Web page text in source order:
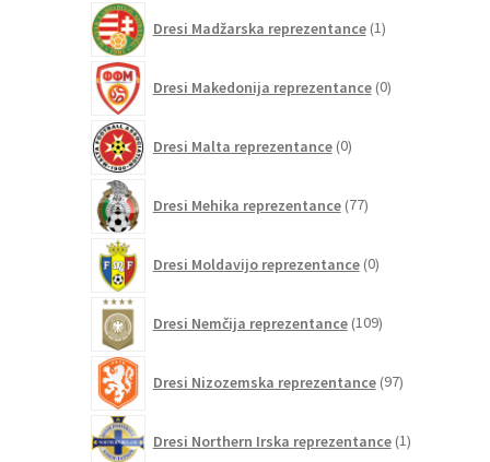
Dresi Madžarska reprezentance 1izdelek
Dresi Makedonija reprezentance 0izdelkov
Dresi Malta reprezentance 0izdelkov
Dresi Mehika reprezentance 77izdelkov
Dresi Moldavijo reprezentance 0izdelkov
Dresi Nemčija reprezentance 109izdelkov
Dresi Nizozemska reprezentance 97izdelkov
Dresi Northern Irska reprezentance 1izdelek